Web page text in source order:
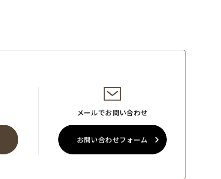
メールでお問い合わせ
お問い合わせフォーム